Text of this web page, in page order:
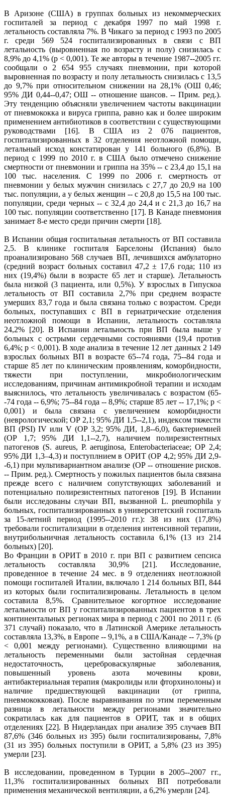
В Аризоне (США) в группах больных из некоммерческих
госпиталей за период с декабря 1997 по май 1998 г.
летальность составляла 7%. В Чикаго за период с 1993 по 2005
г. среди 569 524 госпитализированных в связи с ВП
летальность (выровненная по возрасту и полу) снизилась с
8,9% до 4,1% (р < 0,001). Те же авторы в течение 1987--2005 гг.
сообщали о 2 654 955 случаях пневмонии, при которой
выровненная по возрасту и полу летальность снизилась с 13,5
до 9,7% при относительном снижении на 28,1% (ОШ 0,46;
95% ДИ 0,44--0,47; ОШ -- отношение шансов. -- Прим. ред.).
Эту тенденцию объясняли увеличением частоты вакцинации
от пневмококка и вируса гриппа, равно как и более широким
применением антибиотиков в соответствии с существующими
руководствами [16]. В США из 2 076 пациентов,
госпитализированных в 32 отделения неотложной помощи,
летальный исход констатирован у 141 больного (6,8%). В
период с 1999 по 2010 г. в США было отмечено снижение
смертности от пневмонии и гриппа на 35% -- с 23,4 до 15,1 на
100 тыс. населения. С 1999 по 2006 г. смертность от
пневмонии у белых мужчин снизилась с 27,7 до 20,9 на 100
тыс. популяции, а у белых женщин -- с 20,8 до 15,5 на 100 тыс.
популяции, среди черных -- с 32,4 до 24,4 и с 21,3 до 16,7 на
100 тыс. популяции соответственно [17]. В Канаде пневмония
занимает 8-е место среди причин смерти [18].
В Испании общая госпитальная летальность от ВП составила
2,5. В клинике госпиталя Барселоны (Испания) было
проанализировано 568 случаев ВП, лечившихся амбулаторно
(средний возраст больных составил 47,2 ± 17,6 года; 110 из
них (19,4%) были в возрасте 65 лет и старше). Летальность
была низкой (3 пациента, или 0,5%). У взрослых в Гипускоа
летальность от ВП составила 2,7% при среднем возрасте
умерших 83,7 года и была связана только с возрастом. Среди
больных, поступавших с ВП в гериатрические отделения
неотложной помощи в Испании, летальность составляла
24,2% [20]. В Испании летальность при ВП была выше у
больных с острыми сердечными состояниями (19,4 против
6,4%; р < 0,001). В ходе анализа в течение 12 лет данных 2 149
взрослых больных ВП в возрасте 65--74 года, 75--84 года и
старше 85 лет по клиническим проявлениям, коморбидности,
тяжести при поступлении, микробиологическим
исследованиям, причинам антимикробной терапии и исходам
выяснилось, что летальность увеличивалась с возрастом (65-
-74 года -- 6,9%; 75--84 года -- 8,9%; старше 85 лет -- 17,1%; р <
0,001) и была связана с увеличением коморбидности
(неврологической; OР 2,1; 95% ДИ 1,5--2,1), индексом тяжести
ВП (PSI) IV или V (OР 3,2; 95% ДИ, 1,8--6,0), бактериемией
(OР 1,7; 95% ДИ 1,1--2,7), наличием полирезистентных
патогенов (S. aureus, P. aeruginosa, Enterobacteriaceae; OР 2,4;
95% ДИ 1,3–4,3) и поступлнием в ОРИТ (OР 4,2; 95% ДИ 2,9-
-6,1) при мультивариантном анализе (ОР -- отношение рисков.
-- Прим. ред.). Смертность у пожилых пациентов была связана
прежде всего с наличием сопутствующих заболеваний и
потенциально полирезистентных патогенов [19]. В Испании
были исследованы случаи ВП, вызванной L. pneumophila у
больных, госпитализированных в университетский госпиталь
за 15-летний период (1995--2010 гг.): 38 из них (17,8%)
требовали госпитализации в отделения интенсивной терапии,
внутрибольничная летальность составила 6,1% (13 из 214
больных) [20].
Во Франции в ОРИТ в 2010 г. при ВП с развитием сепсиса
летальность составляла 30,9% [21]. Исследование,
проведенное в течение 24 мес. в 9 отделениях неотложной
помощи госпиталей Италии, включало 1 214 больных ВП, 844
из которых были госпитализированы. Летальность в целом
составила 8,5%. Сравнительное когортное исследование
летальности от ВП у госпитализированных пациентов в трех
континентальных регионах мира в период с 2001 по 2011 г. (6
371 случай) показало, что в Латинской Америке летальность
составляла 13,3%, в Европе -- 9,1%, а в США/Канаде -- 7,3% (р
< 0,001 между регионами). Существенно влияющими на
летальность переменными были застойная сердечная
недостаточность, цереброваскулярные заболевания,
повышенный уровень азота мочевины крови,
антибактериальная терапия (макролиды или фторхинолоны) и
наличие предшествующей вакцинации (от гриппа,
пневмококковая). После выравнивания по этим переменным
разница в летальности между регионами значительно
сократилась как для пациентов в ОРИТ, так и в общих
отделениях [22]. В Нидерландах при анализе 395 случаев ВП
87,6% (346 больных из 395) были госпитализированы, 7,8%
(31 из 395) больных поступили в ОРИТ, а 5,8% (23 из 395)
умерли [23].
В исследовании, проведенном в Турции в 2005--2007 гг.,
11,3% госпитализированных больных ВП потребовали
применения механической вентиляции, а 6,2% умерли [24].